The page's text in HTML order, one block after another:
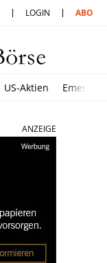
LOGIN ABO
US-Aktien
ANZEIGE